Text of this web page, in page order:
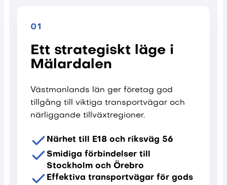
01
Ett strategiskt läge i
Mälardalen
Västmanlands län ger företag god
tillgång till viktiga transportvägar och
närliggande tillväxtregioner.
Närhet till E18 och riksväg 56
Smidiga förbindelser till
Stockholm och Örebro
Effektiva transportvägar för gods